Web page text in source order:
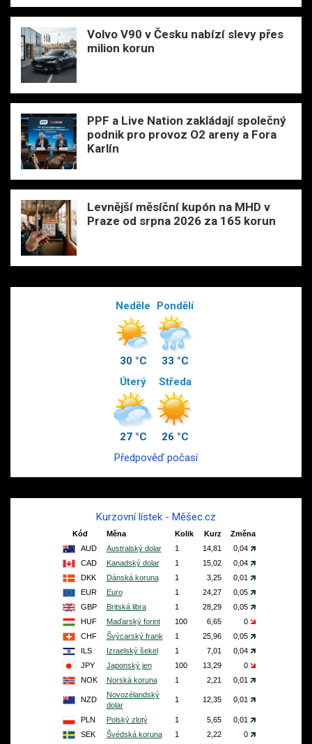
Volvo V90 v Česku nabízí slevy přes
milion korun
PPF a Live Nation zakládají společný
podnik pro provoz O2 areny a Fora
Karlín
Levnější měsíční kupón na MHD v
Praze od srpna 2026 za 165 korun
Neděle
30 °C
Pondělí
33 °C
Úterý
27 °C
Středa
26 °C
Předpověď počasí
Kurzovní lístek - Měšec.cz